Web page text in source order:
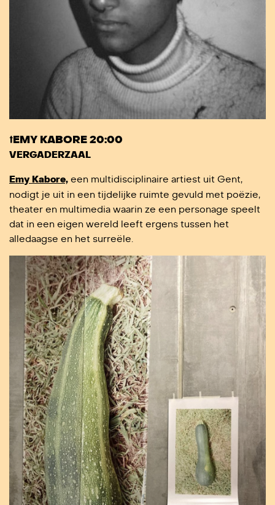
⭡EMY KABORE 20:00
VERGADERZAAL
Emy Kabore, een multidisciplinaire artiest uit Gent,
nodigt je uit in een tijdelijke ruimte gevuld met poëzie,
theater en multimedia waarin ze een personage speelt
dat in een eigen wereld leeft ergens tussen het
alledaagse en het surreële.